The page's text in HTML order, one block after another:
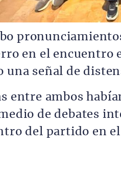
en el encuentro
una señal de
entre ambos
de debates
del partido en